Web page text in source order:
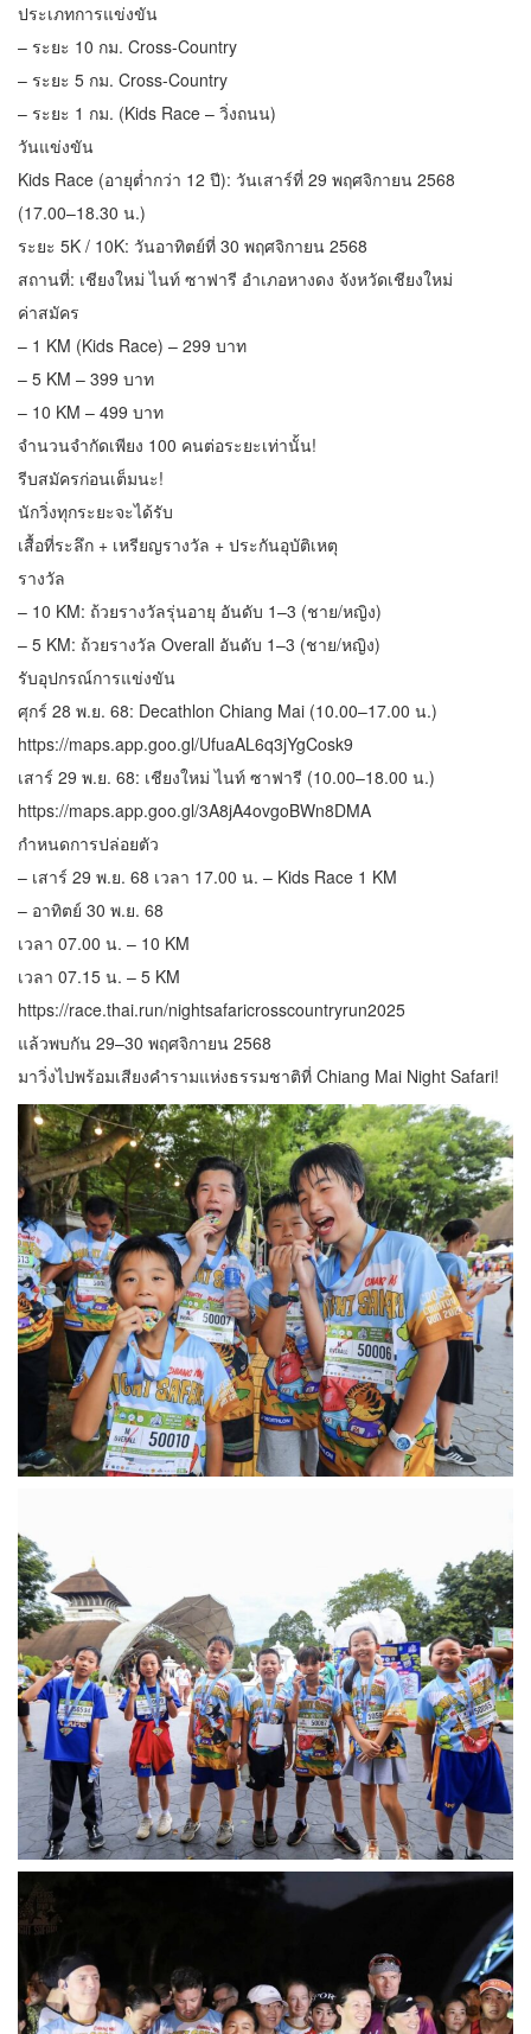
ประเภทการแข่งขัน
– ระยะ 10 กม. Cross-Country
– ระยะ 5 กม. Cross-Country
– ระยะ 1 กม. (Kids Race – วิ่งถนน)
วันแข่งขัน
Kids Race (อายุต่ำกว่า 12 ปี): วันเสาร์ที่ 29 พฤศจิกายน 2568
(17.00–18.30 น.)
ระยะ 5K / 10K: วันอาทิตย์ที่ 30 พฤศจิกายน 2568
สถานที่: เชียงใหม่ ไนท์ ซาฟารี อำเภอหางดง จังหวัดเชียงใหม่
ค่าสมัคร
– 1 KM (Kids Race) – 299 บาท
– 5 KM – 399 บาท
– 10 KM – 499 บาท
จำนวนจำกัดเพียง 100 คนต่อระยะเท่านั้น!
รีบสมัครก่อนเต็มนะ!
นักวิ่งทุกระยะจะได้รับ
เสื้อที่ระลึก + เหรียญรางวัล + ประกันอุบัติเหตุ
รางวัล
– 10 KM: ถ้วยรางวัลรุ่นอายุ อันดับ 1–3 (ชาย/หญิง)
– 5 KM: ถ้วยรางวัล Overall อันดับ 1–3 (ชาย/หญิง)
รับอุปกรณ์การแข่งขัน
ศุกร์ 28 พ.ย. 68: Decathlon Chiang Mai (10.00–17.00 น.)
https://maps.app.goo.gl/UfuaAL6q3jYgCosk9
เสาร์ 29 พ.ย. 68: เชียงใหม่ ไนท์ ซาฟารี (10.00–18.00 น.)
https://maps.app.goo.gl/3A8jA4ovgoBWn8DMA
กำหนดการปล่อยตัว
– เสาร์ 29 พ.ย. 68 เวลา 17.00 น. – Kids Race 1 KM
– อาทิตย์ 30 พ.ย. 68
เวลา 07.00 น. – 10 KM
เวลา 07.15 น. – 5 KM
https://race.thai.run/nightsafaricrosscountryrun2025
แล้วพบกัน 29–30 พฤศจิกายน 2568
มาวิ่งไปพร้อมเสียงคำรามแห่งธรรมชาติที่ Chiang Mai Night Safari!